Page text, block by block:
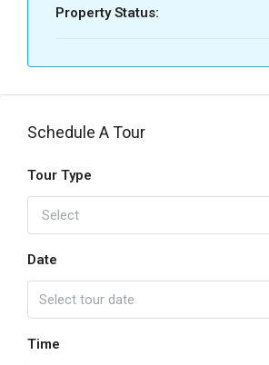
Property Status:
Schedule A Tour
Tour Type
Select
Date
Time